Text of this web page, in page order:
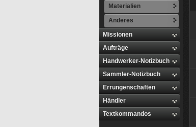
Materialien
Anderes
Missionen
Aufträge
Handwerker-Notizbuch
Sammler-Notizbuch
Errungenschaften
Händler
Textkommandos